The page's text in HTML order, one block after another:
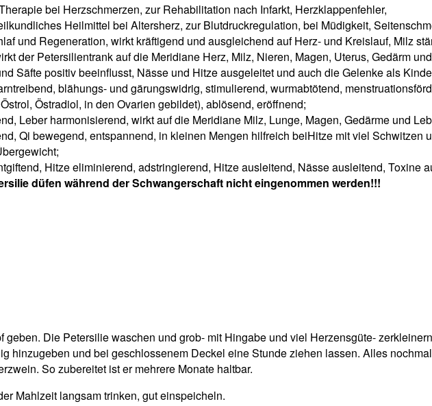
bei Herzschmerzen, zur Rehabilitation nach Infarkt, Herzklappenfehler,
Heilmittel bei Altersherz, zur Blutdruckregulation, bei Müdigkeit,
und Regeneration, wirkt kräftigend und ausgleichend auf Herz- und Kreislauf, Milz
der Petersilientrank auf die Meridiane Herz, Milz, Nieren, Magen, Uterus, Gedärm
Säfte positiv beeinflusst, Nässe und Hitze ausgeleitet und auch die Gelenke als
blähungs- und gärungswidrig, stimulierend, wurmabtötend,
Östradiol, in den Ovarien gebildet), ablösend, eröffnend;
Leber harmonisierend, wirkt auf die Meridiane Milz, Lunge, Magen, Gedärme und
Qi bewegend, entspannend, in kleinen Mengen hilfreich beiHitze mit viel Schwitzen
Hitze eliminierend, adstringierend, Hitze ausleitend, Nässe ausleitend, Toxine
düfen während der Schwangerschaft nicht eingenommen werden!!!
Die Petersilie waschen und grob- mit Hingabe und viel Herzensgüte-
hinzugeben und bei geschlossenem Deckel eine Stunde ziehen lassen. Alles
So zubereitet ist er mehrere Monate haltbar.
Mahlzeit langsam trinken, gut einspeicheln.